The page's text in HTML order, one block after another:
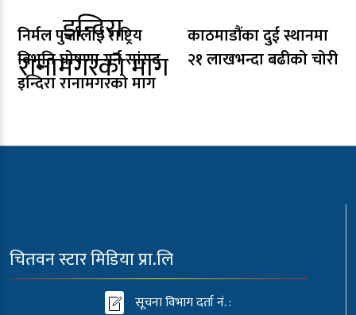
निर्मल पुर्जालाई राष्ट्रिय
विभूति घोषणा गर्न सांसद
इन्दिरा रानामगरको माग
काठमाडौंका दुई स्थानमा
२१ लाखभन्दा बढीको चोरी
चितवन स्टार मिडिया प्रा.लि
सूचना विभाग दर्ता नं. :